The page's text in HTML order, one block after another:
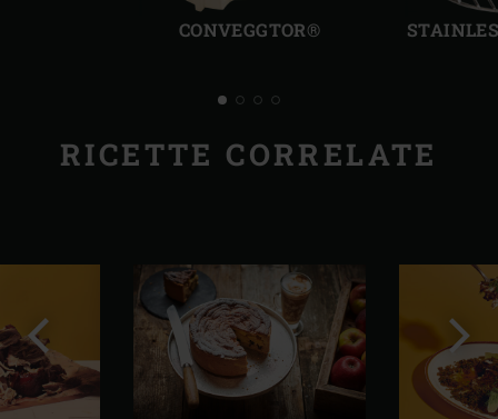
CONVEGGTOR®
RICETTE CORRELATE
Precedente